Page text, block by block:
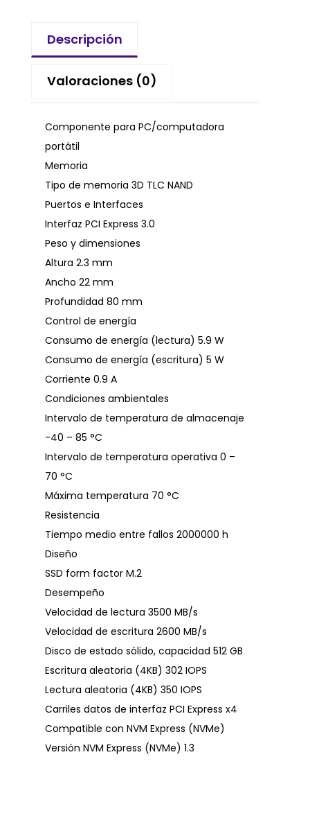
Descripción
Valoraciones (0)
Componente para PC/computadora
portátil
Memoria
Tipo de memoria 3D TLC NAND
Puertos e Interfaces
Interfaz PCI Express 3.0
Peso y dimensiones
Altura 2.3 mm
Ancho 22 mm
Profundidad 80 mm
Control de energía
Consumo de energía (lectura) 5.9 W
Consumo de energía (escritura) 5 W
Corriente 0.9 A
Condiciones ambientales
Intervalo de temperatura de almacenaje
-40 – 85 °C
Intervalo de temperatura operativa 0 –
70 °C
Máxima temperatura 70 °C
Resistencia
Tiempo medio entre fallos 2000000 h
Diseño
SSD form factor M.2
Desempeño
Velocidad de lectura 3500 MB/s
Velocidad de escritura 2600 MB/s
Disco de estado sólido, capacidad 512 GB
Escritura aleatoria (4KB) 302 IOPS
Lectura aleatoria (4KB) 350 IOPS
Carriles datos de interfaz PCI Express x4
Compatible con NVM Express (NVMe)
Versión NVM Express (NVMe) 1.3